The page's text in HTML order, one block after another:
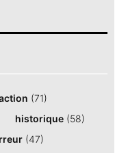
(71)
historique (58)
(47)